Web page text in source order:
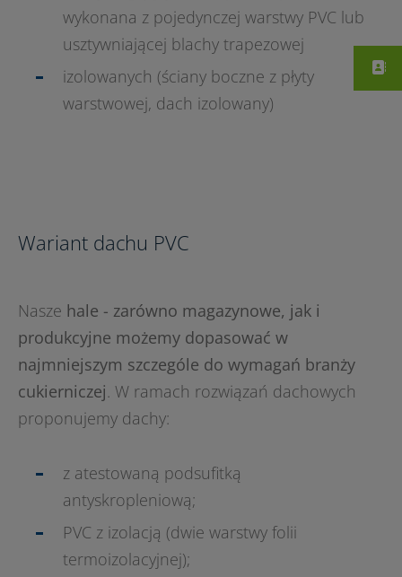
wykonana z pojedynczej warstwy PVC lub
usztywniającej blachy trapezowej
izolowanych (ściany boczne z płyty
warstwowej, dach izolowany)
Wariant dachu PVC
Nasze hale - zarówno magazynowe, jak i
produkcyjne możemy dopasować w
najmniejszym szczególe do wymagań branży
cukierniczej. W ramach rozwiązań dachowych
proponujemy dachy:
z atestowaną podsufitką
antyskropleniową;
PVC z izolacją (dwie warstwy folii
termoizolacyjnej);